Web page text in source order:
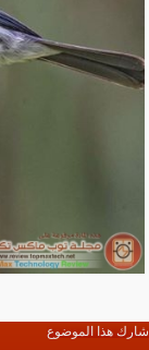
شارك هذا الموضوع